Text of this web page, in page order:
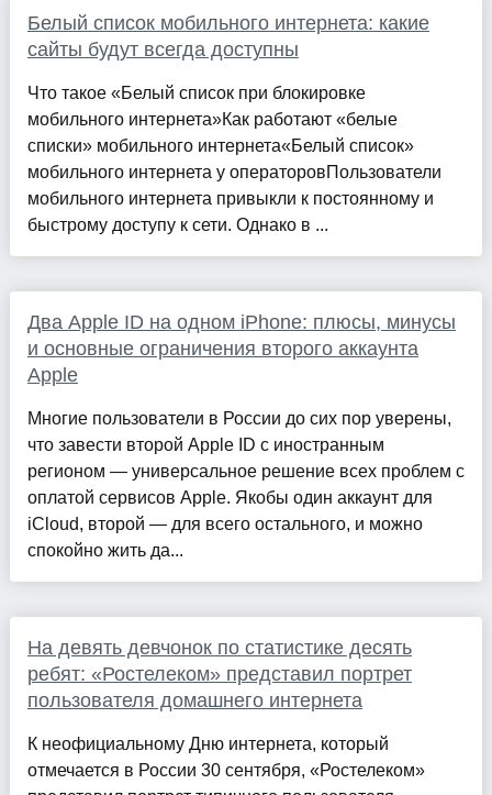
Белый список мобильного интернета: какие
сайты будут всегда доступны
Что такое «Белый список при блокировке
мобильного интернета»Как работают «белые
списки» мобильного интернета«Белый список»
мобильного интернета у операторовПользователи
мобильного интернета привыкли к постоянному и
быстрому доступу к сети. Однако в ...
Два Apple ID на одном iPhone: плюсы, минусы
и основные ограничения второго аккаунта
Apple
Многие пользователи в России до сих пор уверены,
что завести второй Apple ID с иностранным
регионом — универсальное решение всех проблем с
оплатой сервисов Apple. Якобы один аккаунт для
iCloud, второй — для всего остального, и можно
спокойно жить да...
На девять девчонок по статистике десять
ребят: «Ростелеком» представил портрет
пользователя домашнего интернета
К неофициальному Дню интернета, который
отмечается в России 30 сентября, «Ростелеком»